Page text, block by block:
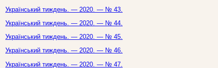
Український тиждень. — 2020. — № 43.
Український тиждень. — 2020. — № 44.
Український тиждень. — 2020. — № 45.
Український тиждень. — 2020. — № 46.
Український тиждень. — 2020. — № 47.